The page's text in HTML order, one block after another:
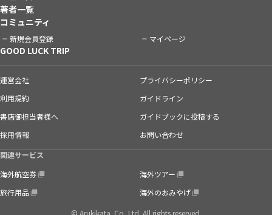
著者一覧
コミュニティ
新規会員登録 マイページ
GOOD LUCK TRIP
運営会社
プライバシーポリシー
利用規約
ガイドライン
書店御担当者様へ
ガイドブックに投稿する
採用情報
お問い合わせ
関連サービス
海外航空券
海外ツアー
旅行用品
海外のおみやげ
© Arukikata. Co.,Ltd. All rights reserved.